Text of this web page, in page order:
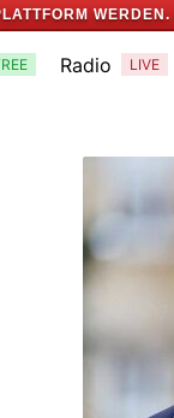
WERDEN.
Radio LIVE